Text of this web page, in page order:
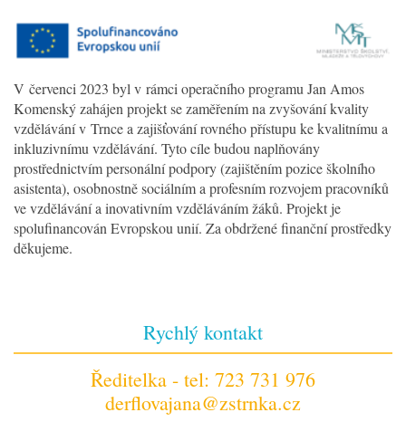
V červenci 2023 byl v rámci operačního programu Jan Amos
Komenský zahájen projekt se zaměřením na zvyšování kvality
vzdělávání v Trnce a zajišťování rovného přístupu ke kvalitnímu a
inkluzivnímu vzdělávání. Tyto cíle budou naplňovány
prostřednictvím personální podpory (zajištěním pozice školního
asistenta), osobnostně sociálním a profesním rozvojem pracovníků
ve vzdělávání a inovativním vzděláváním žáků. Projekt je
spolufinancován Evropskou unií. Za obdržené finanční prostředky
děkujeme.
Rychlý kontakt
Ředitelka - tel: 723 731 976
derflovajana@zstrnka.cz